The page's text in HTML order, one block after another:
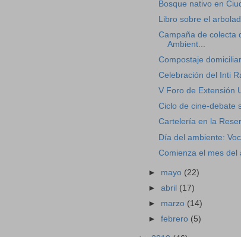
Bosque nativo en
Libro sobre el
Campaña de colecta
Ambient...
Compostaje
Celebración del Inti
V Foro de Extensión
Ciclo de cine-debate
Cartelería en la
Día del ambiente:
Comienza el mes del
► mayo (22)
►abril (17)
► marzo (14)
►febrero (5)